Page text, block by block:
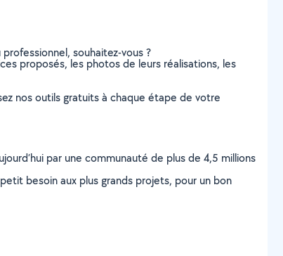
souhaitez-vous ?
proposés, les photos de leurs réalisations, les
nos outils gratuits à chaque étape de votre
par une communauté de plus de 4,5 millions
besoin aux plus grands projets, pour un bon